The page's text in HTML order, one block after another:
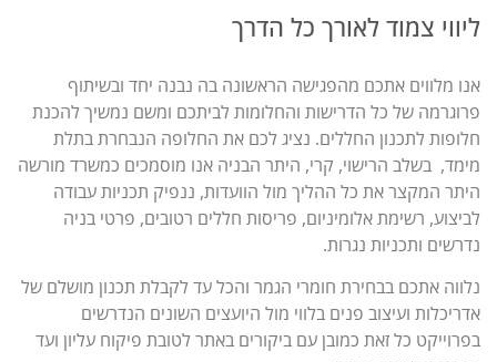
ליווי צמוד לאורך כל הדרך
אנו מלווים אתכם מהפגישה הראשונה בה נבנה יחד ובשיתוף
פרוגרמה של כל הדרישות והחלומות לביתכם ומשם נמשיך להכנת
חלופות לתכנון החללים. נציג לכם את החלופה הנבחרת בתלת
מימד, בשלב הרישוי, קרי, היתר הבניה אנו מוסמכים כמשרד מורשה
היתר המקצר את כל ההליך מול הוועדות, ננפיק תכניות עבודה
לביצוע, רשימת אלומיניום, פריסות חללים רטובים, פרטי בניה
נדרשים ותכניות נגרות.
נלווה אתכם בבחירת חומרי הגמר והכל עד לקבלת תכנון מושלם של
אדריכלות ועיצוב פנים בלווי מול היועצים השונים הנדרשים
בפרוייקט כל זאת כמובן עם ביקורים באתר לטובת פיקוח עליון ועד